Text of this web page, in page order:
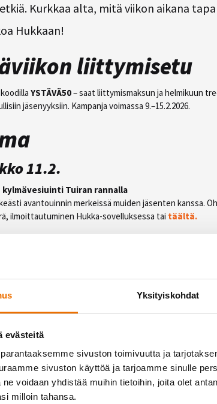
Yksityiskohdat
evästeitä
sivuston toimivuutta ja
sivuston käyttöä ja tarjoamme sinulle
voidaan yhdistää muihin tietoihin, joita olet
milloin tahansa.
Kurkkaa alta, mitä viikon aikana
Hukkaan!
liittymisetu
YSTÄVÄ50– saat liittymismaksun ja helmikuun
jäsenyyksiin. Kampanja voimassa 9.–15.2.2026.
11.2.
kylmävesiuinti Tuiran rannalla
avantouinnin merkeissä muiden jäsenten kanssa.
ilmoittautuminen Hukka-sovelluksessa tai täältä.
tunti, jossa saat treenata toiminnallisesti yhdessä
13.2.
– luvassa 105 minuuttia tehokasta ja hauskaa
14.2.
juomien maistatusta aulassa